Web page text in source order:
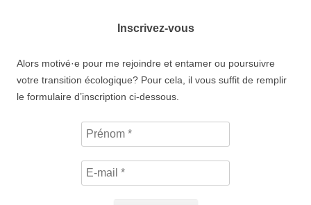
Inscrivez-vous
Alors motivé·e pour me rejoindre et entamer ou poursuivre
votre transition écologique? Pour cela, il vous suffit de remplir
le formulaire d’inscription ci-dessous.
*
mail
*